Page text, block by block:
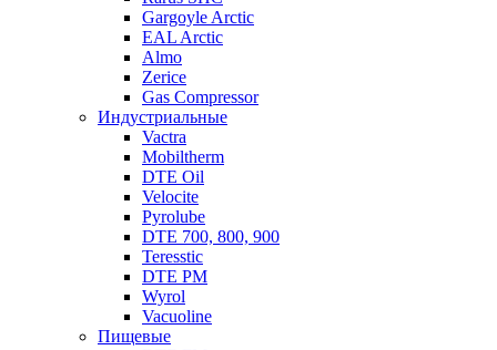
Gargoyle Arctic
EAL Arctic
Almo
Zerice
Gas Compressor
Индустриальные
Vactra
Mobiltherm
DTE Oil
Velocite
Pyrolube
DTE 700, 800, 900
Teresstic
DTE PM
Wyrol
Vacuoline
Пищевые